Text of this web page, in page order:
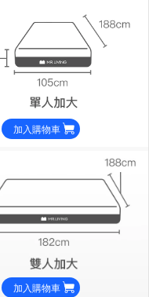
加入購物車
加入購物車